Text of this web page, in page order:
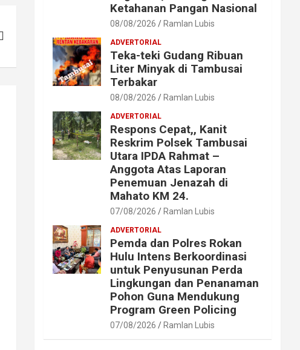
Ketahanan Pangan Nasional
08/08/2026 Ramlan Lubis
ADVERTORIAL
Teka-teki Gudang Ribuan
Liter Minyak di Tambusai
Terbakar
08/08/2026 Ramlan Lubis
ADVERTORIAL
Respons Cepat,, Kanit
Reskrim Polsek Tambusai
Utara IPDA Rahmat –
Anggota Atas Laporan
Penemuan Jenazah di
Mahato KM 24.
07/08/2026 Ramlan Lubis
ADVERTORIAL
Pemda dan Polres Rokan
Hulu Intens Berkoordinasi
untuk Penyusunan Perda
Lingkungan dan Penanaman
Pohon Guna Mendukung
Program Green Policing
07/08/2026 Ramlan Lubis